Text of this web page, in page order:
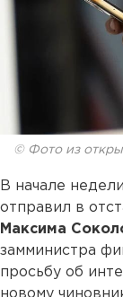
© Фото из
В начале
отправил в
Максима
замминистра
просьбу об
новому